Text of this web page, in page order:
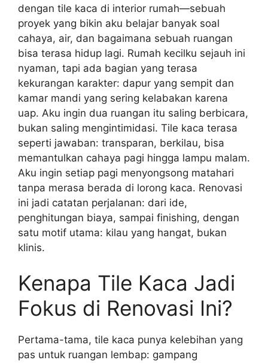
dengan tile kaca di interior rumah—sebuah
proyek yang bikin aku belajar banyak soal
cahaya, air, dan bagaimana sebuah ruangan
bisa terasa hidup lagi. Rumah kecilku sejauh ini
nyaman, tapi ada bagian yang terasa
kekurangan karakter: dapur yang sempit dan
kamar mandi yang sering kelabakan karena
uap. Aku ingin dua ruangan itu saling berbicara,
bukan saling mengintimidasi. Tile kaca terasa
seperti jawaban: transparan, berkilau, bisa
memantulkan cahaya pagi hingga lampu malam.
Aku ingin setiap pagi menyongsong matahari
tanpa merasa berada di lorong kaca. Renovasi
ini jadi catatan perjalanan: dari ide,
penghitungan biaya, sampai finishing, dengan
satu motif utama: kilau yang hangat, bukan
klinis.
Kenapa Tile Kaca Jadi
Fokus di Renovasi Ini?
Pertama-tama, tile kaca punya kelebihan yang
pas untuk ruangan lembap: gampang